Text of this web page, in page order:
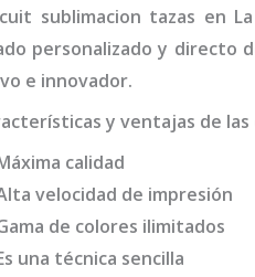
sublimacion tazas en
personalizado y directo
e innovador.
y ventajas de las
calidad
velocidad de impresión
de colores ilimitados
una técnica sencilla